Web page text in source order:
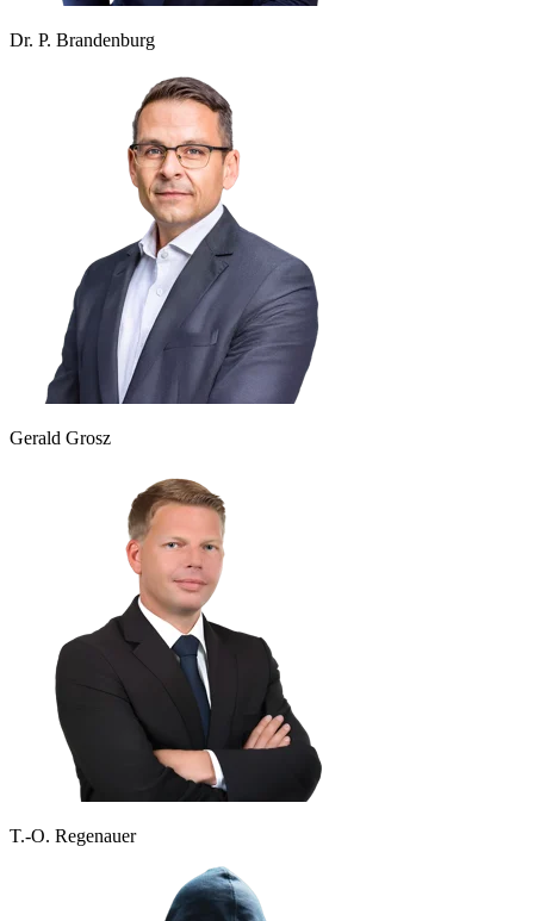
Dr. P. Brandenburg
Gerald Grosz
T.-O. Regenauer